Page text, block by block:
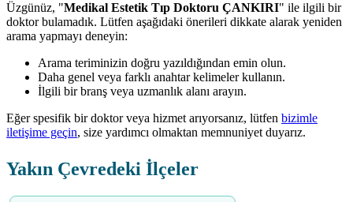
Üzgünüz, "Medikal Estetik Tıp Doktoru ÇANKIRI" ile ilgili bir
doktor bulamadık. Lütfen aşağıdaki önerileri dikkate alarak yeniden
arama yapmayı deneyin:
Arama teriminizin doğru yazıldığından emin olun.
Daha genel veya farklı anahtar kelimeler kullanın.
İlgili bir branş veya uzmanlık alanı arayın.
Eğer spesifik bir doktor veya hizmet arıyorsanız, lütfen bizimle
iletişime geçin, size yardımcı olmaktan memnuniyet duyarız.
Yakın Çevredeki İlçeler